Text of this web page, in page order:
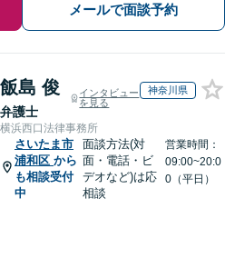
メールで面談予約
飯島 俊
弁護士
インタビュー
を見る
神奈川県
横浜西口法律事務所
さいたま市
浦和区 から
も相談受付
中
面談方法(対
面・電話・ビ
デオなど)は応
相談
営業時間：
09:00~20:0
0（平日）